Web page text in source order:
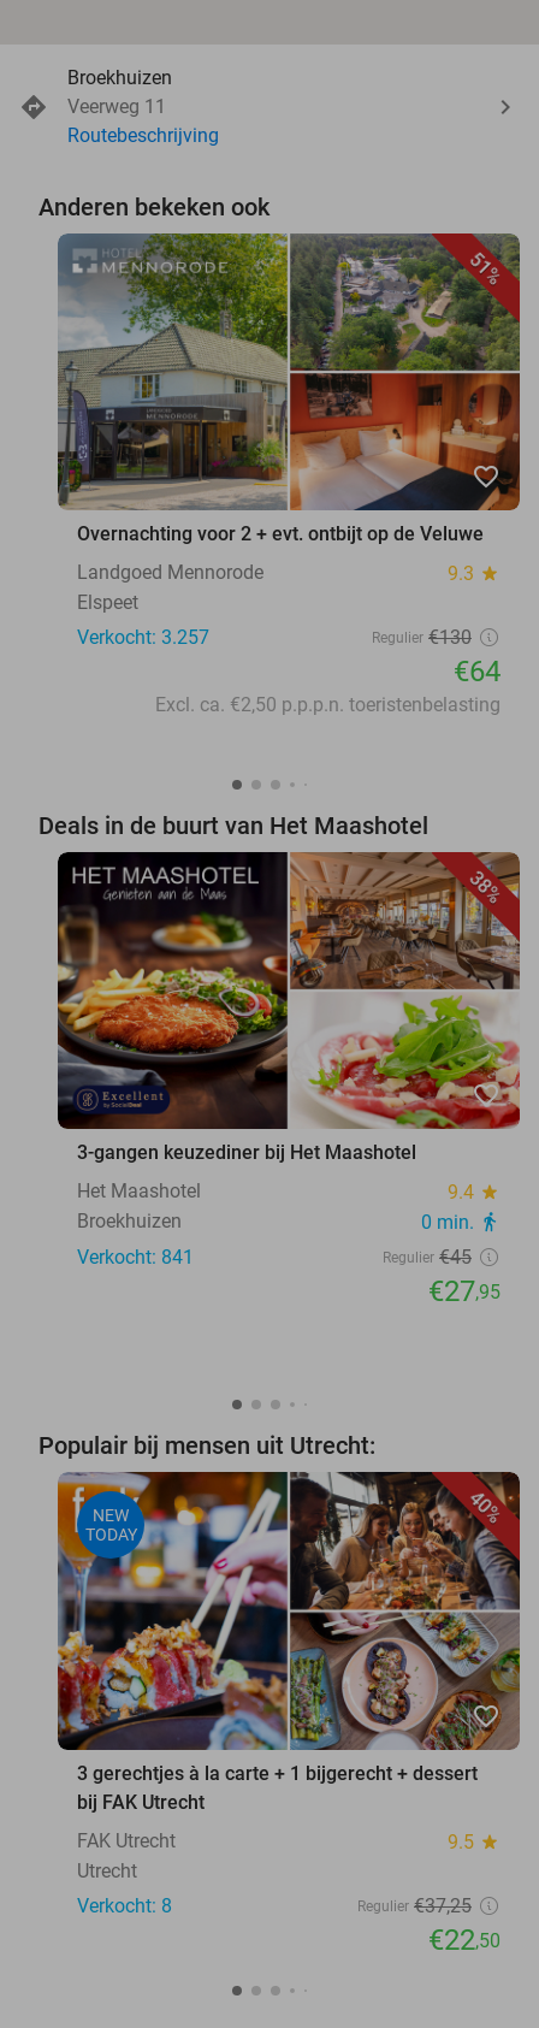
Broekhuizen
Veerweg 11
Routebeschrijving
Anderen bekeken ook
51%
favorite_border
Overnachting voor 2 + evt. ontbijt op de Veluwe
Landgoed Mennorode
9.3 star
Elspeet
Verkocht: 3.257
Regulier €130
€64
Excl. ca. €2,50 p.p.p.n. toeristenbelasting
Deals in de buurt van Het Maashotel
38%
favorite_border
3-gangen keuzediner bij Het Maashotel
Het Maashotel
9.4 star
Broekhuizen 0 min. directions_walk
Verkocht: 841 Regulier €45
€27,95
Populair bij mensen uit Utrecht:
40%
NEW
TODAY
favorite_border
3 gerechtjes à la carte + 1 bijgerecht + dessert
bij FAK Utrecht
FAK Utrecht
9.5 star
Utrecht
Verkocht: 8
Regulier €37,25
€22,50